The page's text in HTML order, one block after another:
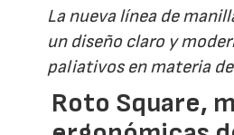
La nueva línea de
un diseño claro y
paliativos en materia
Roto Square,